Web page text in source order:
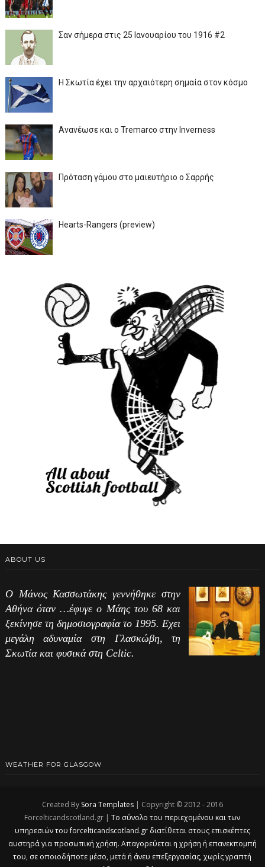
Σαν σήμερα στις 25 Ιανουαρίου του 1916 #2
Η Σκωτία έχει την αρχαιότερη σημαία στον κόσμο
Ανανέωσε και ο Tremarco στην Inverness
Πρόταση γάμου στο μαιευτήριο ο Σαρρής
Hearts-Rangers (preview)
ABOUT US
Ο Μάνος Κασσωτάκης γεννήθηκε στην
Αθήνα όταν …έφυγε ο Μάης του 68 και
ξεκίνησε τη δημοσιογραφία το 1995. Εχει
μεγάλη αδυναμία στη Γλασκώβη, τη
Σκωτία και φυσικά στη Celtic.
WEATHER FOR GLASGOW
Created By Sora Templates| Copyright © 2012 - 2016
Forcelticandscotland.gr |Το σύνολο του περιεχομένου και των
υπηρεσιών του forcelticandscotland.gr διατίθεται στους επισκέπτες
αυστηρά για προσωπική χρήση. Απαγορεύεται η χρήση ή επανεκπομπή
του, σε οποιοδήποτε μέσο, μετά ή άνευ επεξεργασίας, χωρίς γραπτή